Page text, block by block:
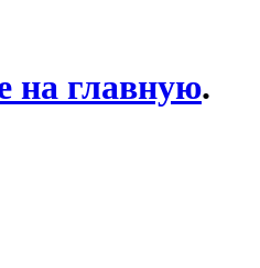
на главную.